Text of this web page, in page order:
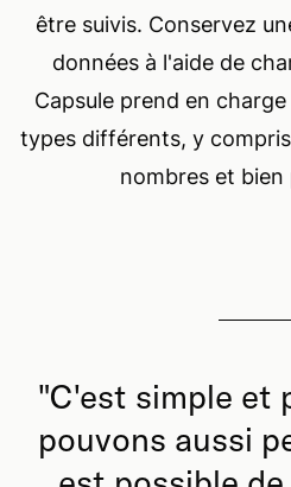
être suivis. Conservez
données à l'aide de
Capsule prend en
types différents, y
nombres et bien
"C'est simple et
pouvons aussi